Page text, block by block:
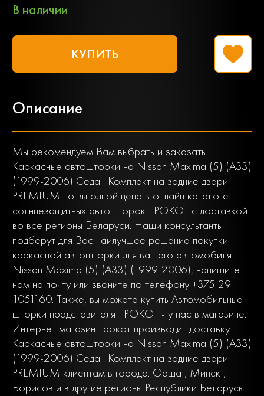
В наличии
КУПИТЬ
Описание
Мы рекомендуем Вам выбрать и заказать
Каркасные автошторки на Nissan Maxima (5) (A33)
(1999-2006) Седан Комплект на задние двери
PREMIUM по выгодной цене в онлайн каталоге
солнцезащитных автошторок ТРОКОТ с доставкой
во все регионы Беларуси. Наши консультанты
подберут для Вас наилучшее решение покупки
каркасной автошторки для вашего автомобиля
Nissan Maxima (5) (A33) (1999-2006), напишите
нам на почту или звоните по телефону +375 29
1051160. Также, вы можете купить Автомобильные
шторки представителя ТРОКОТ - у нас в магазине.
Интернет магазин Трокот производит доставку
Каркасные автошторки на Nissan Maxima (5) (A33)
(1999-2006) Седан Комплект на задние двери
PREMIUM клиентам в города: Орша , Минск ,
Борисов и в другие регионы Республики Беларусь.